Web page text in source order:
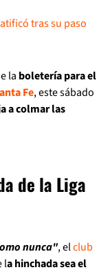
tras su paso
la boletería para el
Fe, este sábado
a colmar las
de la Liga
nunca", elclub
la hinchada sea el